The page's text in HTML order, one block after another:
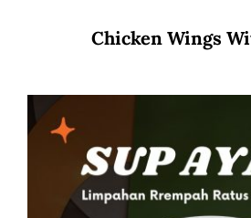
Chicken Wings